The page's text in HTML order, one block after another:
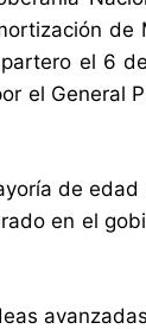
de
el 6
el General
de
en el